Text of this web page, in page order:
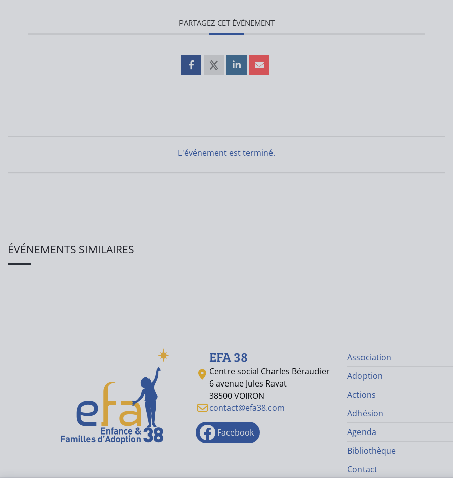
PARTAGEZ CET ÉVÉNEMENT
L'événement est terminé.
ÉVÉNEMENTS SIMILAIRES
EFA 38
Centre social Charles Béraudier
6 avenue Jules Ravat
38500 VOIRON
contact@efa38.com
Facebook
Association
Adoption
Actions
Adhésion
Agenda
Bibliothèque
Contact